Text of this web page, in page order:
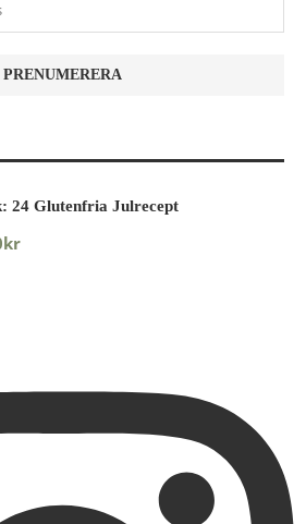
24 Glutenfria Julrecept
kr